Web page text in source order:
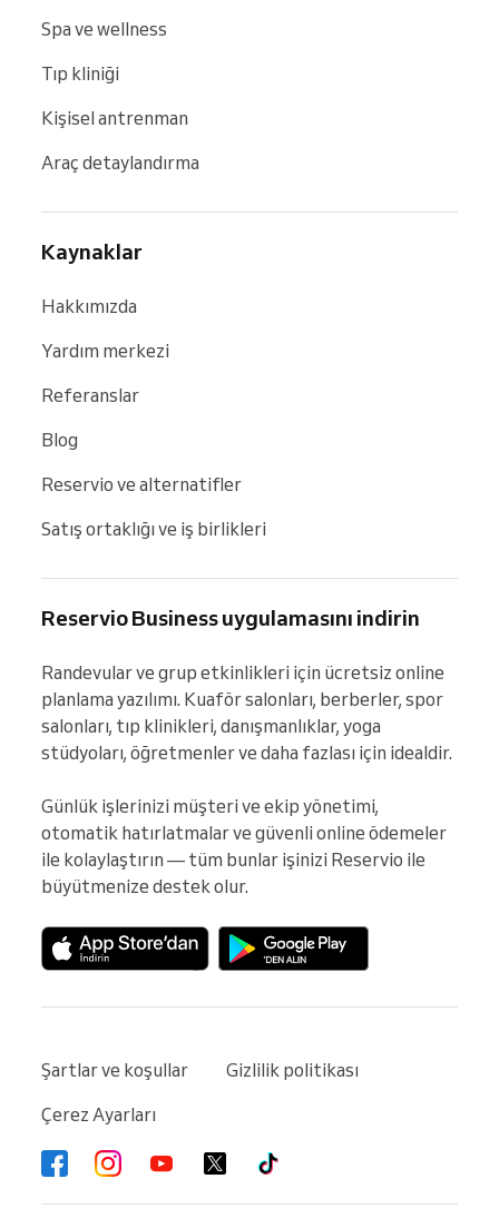
Spa ve wellness
Tıp kliniği
Kişisel antrenman
Araç detaylandırma
Kaynaklar
Hakkımızda
Yardım merkezi
Referanslar
Blog
Reservio ve alternatifler
Satış ortaklığı ve iş birlikleri
Reservio Business uygulamasını indirin
Randevular ve grup etkinlikleri için ücretsiz online
planlama yazılımı. Kuaför salonları, berberler, spor
salonları, tıp klinikleri, danışmanlıklar, yoga
stüdyoları, öğretmenler ve daha fazlası için idealdir.
Günlük işlerinizi müşteri ve ekip yönetimi,
otomatik hatırlatmalar ve güvenli online ödemeler
ile kolaylaştırın — tüm bunlar işinizi Reservio ile
büyütmenize destek olur.
Şartlar ve koşullar
Gizlilik politikası
Çerez Ayarları